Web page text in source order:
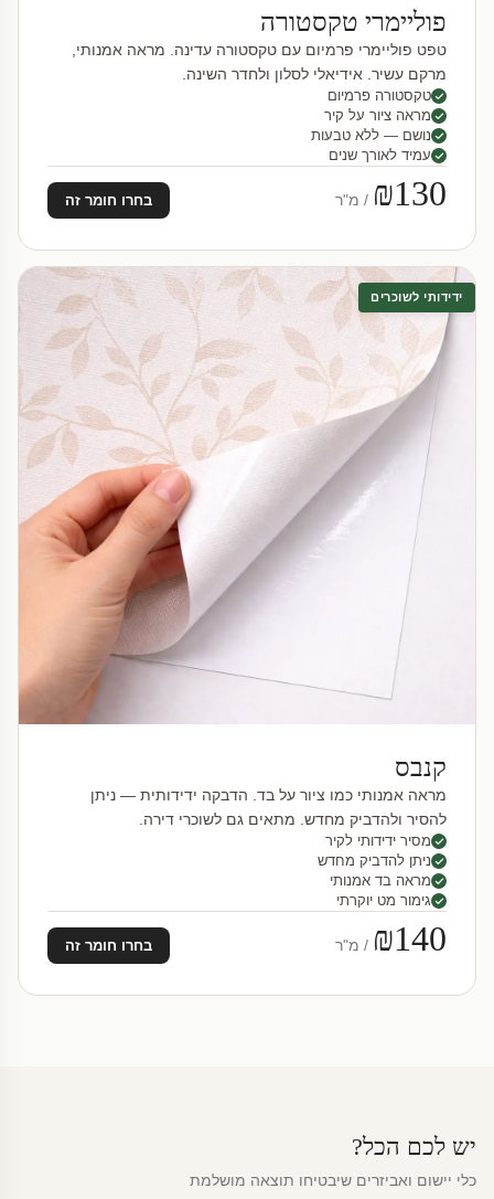
פוליימרי טקסטורה
טפט פוליימרי פרמיום עם טקסטורה עדינה. מראה אמנותי,
מרקם עשיר. אידיאלי לסלון ולחדר השינה.
טקסטורה פרמיום
מראה ציור על קיר
נושם — ללא טבעות
עמיד לאורך שנים
₪130 / מ"ר בחרו חומר זה
ידידותי לשוכרים
קנבס
מראה אמנותי כמו ציור על בד. הדבקה ידידותית — ניתן
להסיר ולהדביק מחדש. מתאים גם לשוכרי דירה.
מסיר ידידותי לקיר
ניתן להדביק מחדש
מראה בד אמנותי
גימור מט יוקרתי
₪140 / מ"ר בחרו חומר זה
יש לכם הכל?
כלי יישום ואביזרים שיבטיחו תוצאה מושלמת